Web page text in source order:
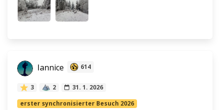
Iannice 614
3 2
31. 1. 2026
erster synchronisierter Besuch 2026